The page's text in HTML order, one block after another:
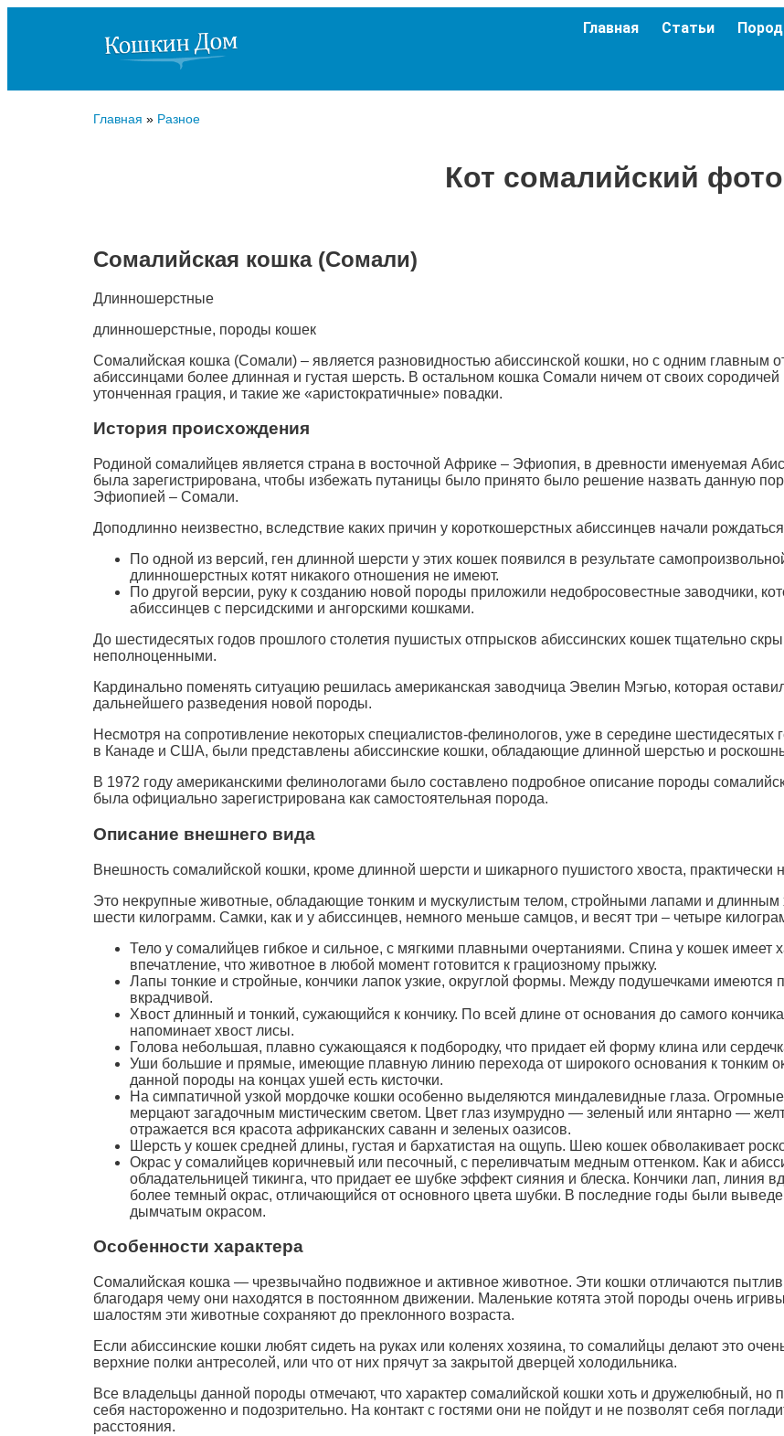
Главная Статьи
Главная » Разное
Кот сомалийский фото
Сомалийская кошка (Сомали)
Длинношерстные
длинношерстные, породы кошек
Сомалийская кошка (Сомали) – является разновидностью абиссинской кошки, но с одним главным
абиссинцами более длинная и густая шерсть. В остальном кошка Сомали ничем от своих сородичей
утонченная грация, и такие же «аристократичные» повадки.
История происхождения
Родиной сомалийцев является страна в восточной Африке – Эфиопия, в древности именуемая
была зарегистрирована, чтобы избежать путаницы было принято было решение назвать данную
Эфиопией – Сомали.
Доподлинно неизвестно, вследствие каких причин у короткошерстных абиссинцев начали
По одной из версий, ген длинной шерсти у этих кошек появился в результате
длинношерстных котят никакого отношения не имеют.
По другой версии, руку к созданию новой породы приложили недобросовестные заводчики,
абиссинцев с персидскими и ангорскими кошками.
До шестидесятых годов прошлого столетия пушистых отпрысков абиссинских кошек тщательно
неполноценными.
Кардинально поменять ситуацию решилась американская заводчица Эвелин Мэгью, которая
дальнейшего разведения новой породы.
Несмотря на сопротивление некоторых специалистов-фелинологов, уже в середине шестидесятых
в Канаде и США, были представлены абиссинские кошки, обладающие длинной шерстью и
В 1972 году американскими фелинологами было составлено подробное описание породы
была официально зарегистрирована как самостоятельная порода.
Описание внешнего вида
Внешность сомалийской кошки, кроме длинной шерсти и шикарного пушистого хвоста, практически
Это некрупные животные, обладающие тонким и мускулистым телом, стройными лапами и
шести килограмм. Самки, как и у абиссинцев, немного меньше самцов, и весят три – четыре
Тело у сомалийцев гибкое и сильное, с мягкими плавными очертаниями. Спина у кошек имеет
впечатление, что животное в любой момент готовится к грациозному прыжку.
Лапы тонкие и стройные, кончики лапок узкие, округлой формы. Между подушечками имеются
вкрадчивой.
Хвост длинный и тонкий, сужающийся к кончику. По всей длине от основания до самого
напоминает хвост лисы.
Голова небольшая, плавно сужающаяся к подбородку, что придает ей форму клина или
Уши большие и прямые, имеющие плавную линию перехода от широкого основания к тонким
данной породы на концах ушей есть кисточки.
На симпатичной узкой мордочке кошки особенно выделяются миндалевидные глаза.
мерцают загадочным мистическим светом. Цвет глаз изумрудно — зеленый или янтарно —
отражается вся красота африканских саванн и зеленых оазисов.
Шерсть у кошек средней длины, густая и бархатистая на ощупь. Шею кошек обволакивает
Окрас у сомалийцев коричневый или песочный, с переливчатым медным оттенком. Как и
обладательницей тикинга, что придает ее шубке эффект сияния и блеска. Кончики лап, линия
более темный окрас, отличающийся от основного цвета шубки. В последние годы были
дымчатым окрасом.
Особенности характера
Сомалийская кошка — чрезвычайно подвижное и активное животное. Эти кошки отличаются
благодаря чему они находятся в постоянном движении. Маленькие котята этой породы очень
шалостям эти животные сохраняют до преклонного возраста.
Если абиссинские кошки любят сидеть на руках или коленях хозяина, то сомалийцы делают это
верхние полки антресолей, или что от них прячут за закрытой дверцей холодильника.
Все владельцы данной породы отмечают, что характер сомалийской кошки хоть и дружелюбный,
себя настороженно и подозрительно. На контакт с гостями они не пойдут и не позволят себя
расстояния.